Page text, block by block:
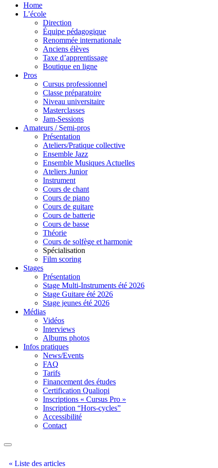
Home
L’école
Direction
Équipe pédagogique
Renommée internationale
Anciens élèves
Taxe d’apprentissage
Boutique en ligne
Pros
Cursus professionnel
Classe préparatoire
Niveau universitaire
Masterclasses
Jam-Sessions
Amateurs / Semi-pros
Présentation
Ateliers/Pratique collective
Ensemble Jazz
Ensemble Musiques Actuelles
Ateliers Junior
Instrument
Cours de chant
Cours de piano
Cours de guitare
Cours de batterie
Cours de basse
Théorie
Cours de solfège et harmonie
Spécialisation
Film scoring
Stages
Présentation
Stage Multi-Instruments été 2026
Stage Guitare été 2026
Stage jeunes été 2026
Médias
Vidéos
Interviews
Albums photos
Infos pratiques
News/Events
FAQ
Tarifs
Financement des études
Certification Qualiopi
Inscriptions « Cursus Pro »
Inscription “Hors-cycles”
Accessibilité
Contact
« Liste des articles